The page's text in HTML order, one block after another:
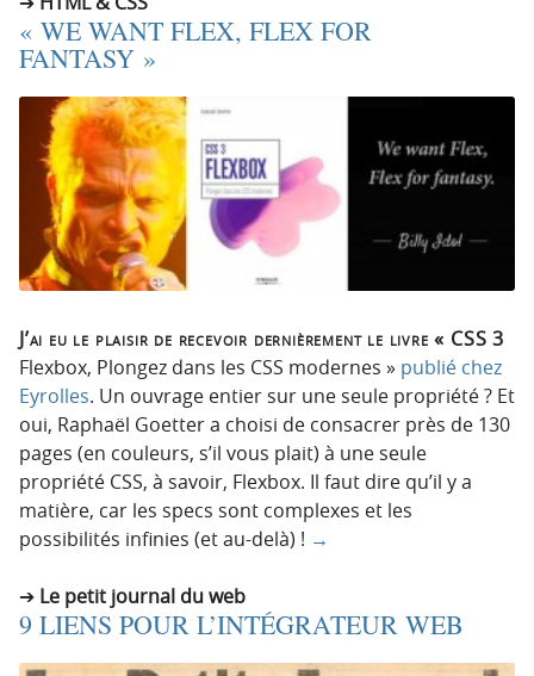
« WE WANT FLEX, FLEX FOR
FANTASY »
J’ai eu le plaisir de recevoir dernièrement le livre « CSS 3
Flexbox, Plongez dans les CSS modernes » publié chez
Eyrolles. Un ouvrage entier sur une seule propriété ? Et
oui, Raphaël Goetter a choisi de consacrer près de 130
pages (en couleurs, s’il vous plait) à une seule
propriété CSS, à savoir, Flexbox. Il faut dire qu’il y a
matière, car les specs sont complexes et les
possibilités infinies (et au-delà) ! →
Le petit journal du web
9 LIENS POUR L’INTÉGRATEUR WEB